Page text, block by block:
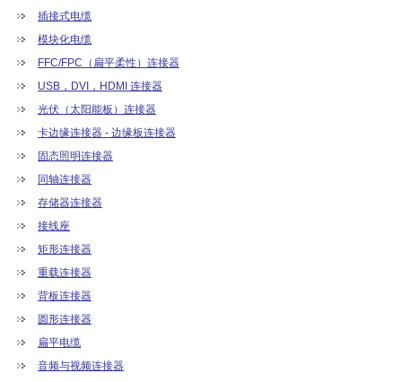
插接式电缆
模块化电缆
FFC/FPC（扁平柔性）连接器
USB，DVI，HDMI 连接器
光伏（太阳能板）连接器
卡边缘连接器 - 边缘板连接器
固态照明连接器
同轴连接器
存储器连接器
接线座
矩形连接器
重载连接器
背板连接器
圆形连接器
扁平电缆
音频与视频连接器